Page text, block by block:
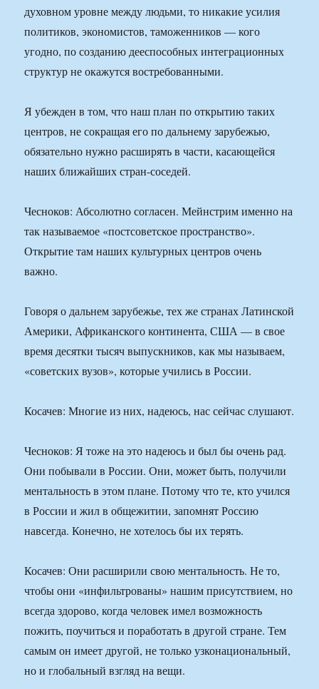
духовном уровне между людьми, то никакие усилия
политиков, экономистов, таможенников — кого
угодно, по созданию дееспособных интеграционных
структур не окажутся востребованными.
Я убежден в том, что наш план по открытию таких
центров, не сокращая его по дальнему зарубежью,
обязательно нужно расширять в части, касающейся
наших ближайших стран-соседей.
Чесноков: Абсолютно согласен. Мейнстрим именно на
так называемое «постсоветское пространство».
Открытие там наших культурных центров очень
важно.
Говоря о дальнем зарубежье, тех же странах Латинской
Америки, Африканского континента, США — в свое
время десятки тысяч выпускников, как мы называем,
«советских вузов», которые учились в России.
Косачев: Многие из них, надеюсь, нас сейчас слушают.
Чесноков: Я тоже на это надеюсь и был бы очень рад.
Они побывали в России. Они, может быть, получили
ментальность в этом плане. Потому что те, кто учился
в России и жил в общежитии, запомнят Россию
навсегда. Конечно, не хотелось бы их терять.
Косачев: Они расширили свою ментальность. Не то,
чтобы они «инфильтрованы» нашим присутствием, но
всегда здорово, когда человек имел возможность
пожить, поучиться и поработать в другой стране. Тем
самым он имеет другой, не только узконациональный,
но и глобальный взгляд на вещи.